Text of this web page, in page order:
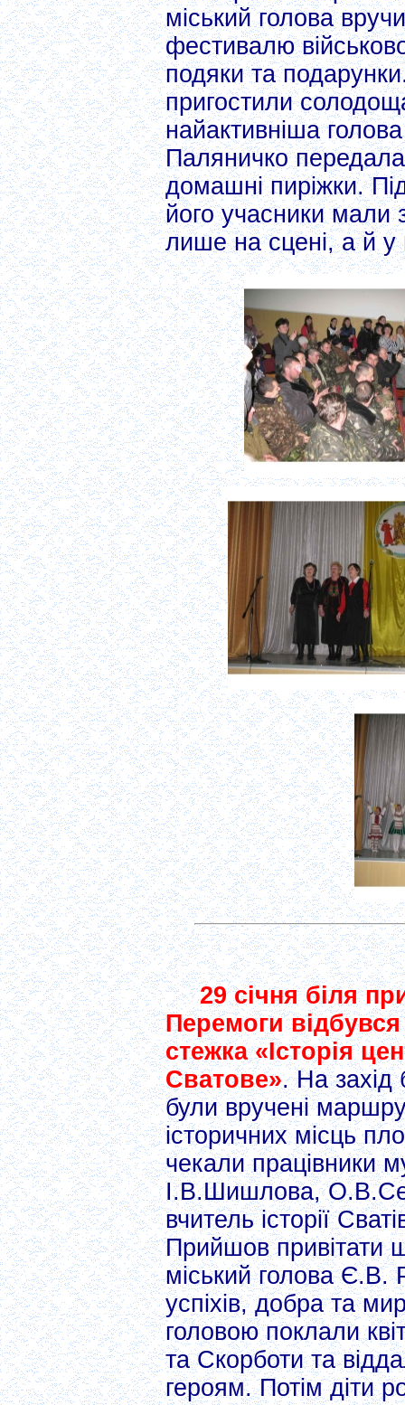
міський голова
фестивалю
подяки та
пригостили
найактивніша
Паляничко
домашні пиріжки.
його учасники мали
лише на сцені, а й у
29 січня біля
Перемоги відбувся
стежка «Історія
Сватове». На захід
були вручені
історичних місць
чекали працівники
І.В.Шишлова,
вчитель історії
Прийшов привітати
міський голова Є.В.
успіхів, добра та
головою поклали
та Скорботи та
героям. Потім діти